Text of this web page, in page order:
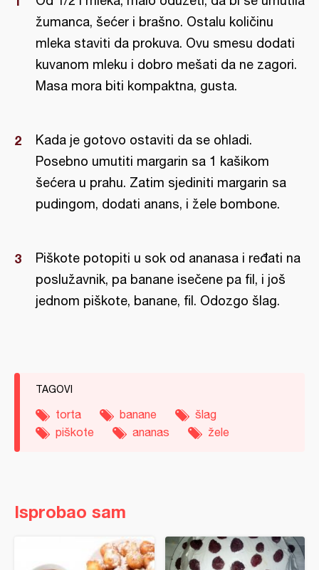
žumanca, šećer i brašno. Ostalu količinu
mleka staviti da prokuva. Ovu smesu dodati
kuvanom mleku i dobro mešati da ne zagori.
Masa mora biti kompaktna, gusta.
Kada je gotovo ostaviti da se ohladi.
Posebno umutiti margarin sa 1 kašikom
šećera u prahu. Zatim sjediniti margarin sa
pudingom, dodati anans, i žele bombone.
Piškote potopiti u sok od ananasa i ređati na
poslužavnik, pa banane isečene pa fil, i još
jednom piškote, banane, fil. Odozgo šlag.
TAGOVI
torta banane
šlag
piškote
ananas žele
Isprobao sam